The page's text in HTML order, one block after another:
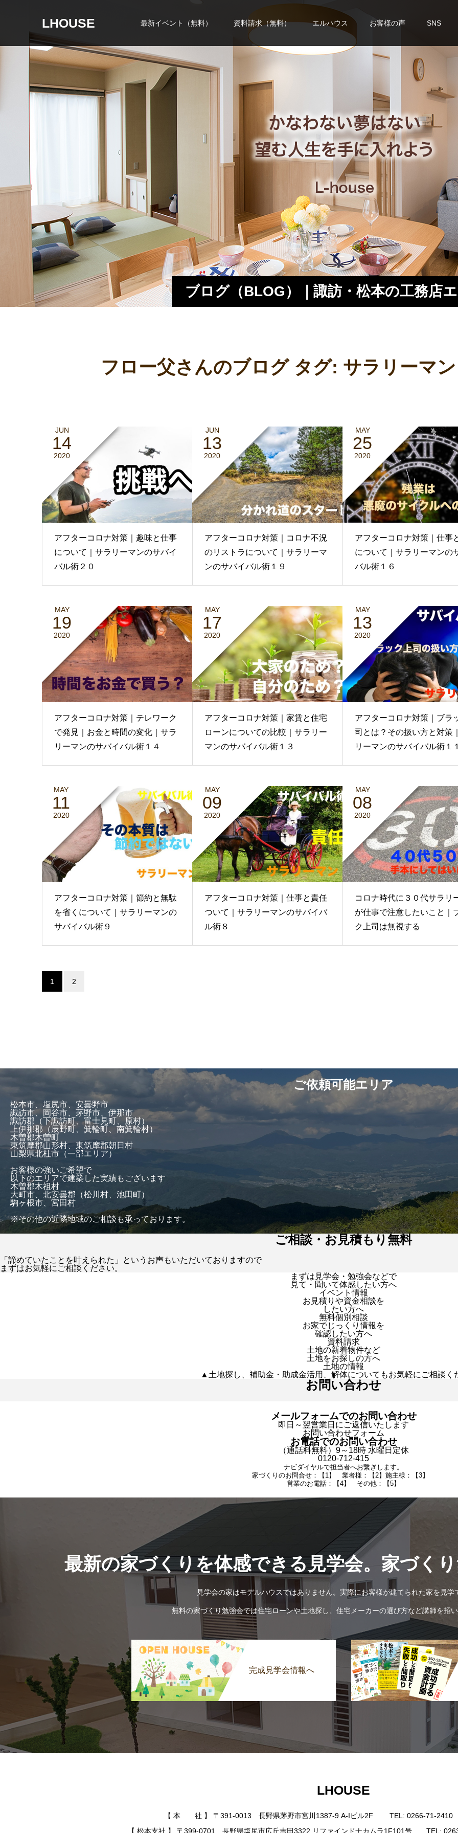
LHOUSE 最新イベント（無料） 資料請求（無料） エルハウス お客様の声 SNS
ブログ（BLOG）｜諏訪・松本の工務店
フロー父さんのブログ タグ: サラリーマ
JUN
14
2020
アフターコロナ対策｜趣味と仕事
について｜サラリーマンのサバイ
バル術２０
JUN
13
2020
アフターコロナ対策｜コロナ不況
のリストラについて｜サラリーマ
ンのサバイバル術１９
MAY
25
2020
アフターコロナ対策｜仕事
について｜サラリーマンの
バル術１６
MAY
19
2020
アフターコロナ対策｜テレワーク
で発見｜お金と時間の変化｜サラ
リーマンのサバイバル術１４
MAY
17
2020
アフターコロナ対策｜家賃と住宅
ローンについての比較｜サラリー
マンのサバイバル術１３
MAY
13
2020
アフターコロナ対策｜ブラ
司とは？その扱い方と対策
リーマンのサバイバル術１
MAY
11
2020
アフターコロナ対策｜節約と無駄
を省くについて｜サラリーマンの
サバイバル術９
MAY
09
2020
アフターコロナ対策｜仕事と責任
ついて｜サラリーマンのサバイバ
ル術８
MAY
08
2020
コロナ時代に３０代サラリ
が仕事で注意したいこと｜
ク上司は無視する
1 2
ご依頼可能エリア
松本市、塩尻市、安曇野市
諏訪市、岡谷市、茅野市、伊那市
諏訪郡（下諏訪町、富士見町、原村）
上伊那郡（辰野町、箕輪町、南箕輪村）
木曽郡木曽町
東筑摩郡山形村、東筑摩郡朝日村
山梨県北杜市（一部エリア）
お客様の強いご希望で
以下のエリアで建築した実績もございます
木曽郡木祖村
大町市、北安曇郡（松川村、池田町）
駒ヶ根市、宮田村
※その他の近隣地域のご相談も承っております。
ご相談・お見積もり無料
「諦めていたことを叶えられた」というお声もいただいておりますので
まずはお気軽にご相談ください。
まずは見学会・勉強会などで
見て・聞いて体感したい方へ
イベント情報
お見積りや資金相談を
したい方へ
無料個別相談
お家でじっくり情報を
確認したい方へ
資料請求
土地の新着物件など
土地をお探しの方へ
土地の情報
▲土地探し、補助金・助成金活用、解体についてもお気軽にご相談く
お問い合わせ
メールフォームでのお問い合わせ
即日～翌営業日にご返信いたします
お問い合わせフォーム
お電話でのお問い合わせ
（通話料無料）9～18時 水曜日定休
0120-712-415
ナビダイヤルで担当者へお繋ぎします。
家づくりのお問合せ：【1】 業者様：【2】施主様：【3】
営業のお電話：【4】 その他：【5】
最新の家づくりを体感できる見学会。家づく
見学会の家はモデルハウスではありません。実際にお客様が建てられた家を見学
無料の家づくり勉強会では住宅ローンや土地探し、住宅メーカーの選び方など講師を招
完成見学会情報へ
LHOUSE
【 本 社 】 〒391-0013 長野県茅野市宮川1387-9 A-Iビル2F TEL: 0266-71-2410
【 松本支社 】 〒399-0701 長野県塩尻市広丘吉田3322 リファインドナカムラ1F101号 TEL: